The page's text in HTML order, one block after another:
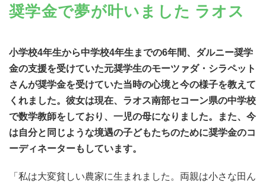
奨学金で夢が叶いました ラオス
小学校4年生から中学校4年生までの6年間、ダルニー奨学
金の支援を受けていた元奨学生のモーツァダ・シラペット
さんが奨学金を受けていた当時の心境と今の様子を教えて
くれました。彼女は現在、ラオス南部セコーン県の中学校
で数学教師をしており、一児の母になりました。また、今
は自分と同じような境遇の子どもたちのために奨学金のコ
ーディネーターもしています。
「私は大変貧しい農家に生まれました。両親は小さな田ん